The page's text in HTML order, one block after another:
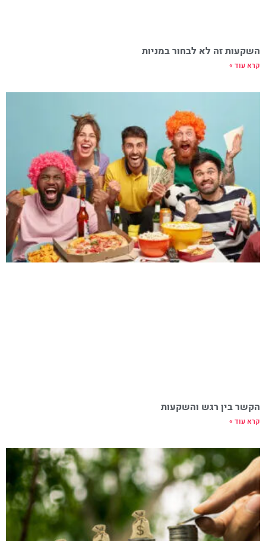
השקעות זה לא לבחור במניות
קרא עוד »
הקשר בין רגש והשקעות
קרא עוד »